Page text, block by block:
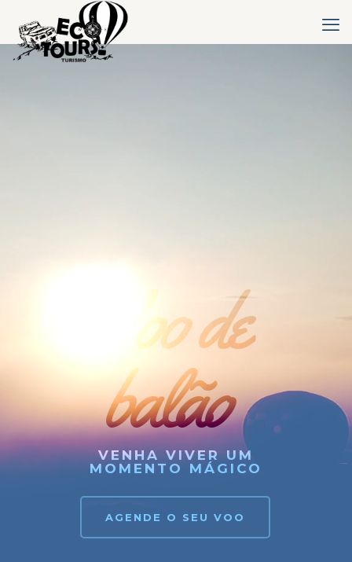
Voo de
balão
VENHA VIVER UM
MOMENTO MÁGICO
AGENDE O SEU VOO